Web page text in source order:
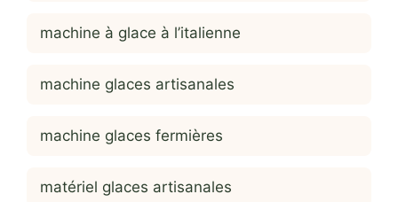
machine à glace à l’italienne
machine glaces artisanales
machine glaces fermières
matériel glaces artisanales